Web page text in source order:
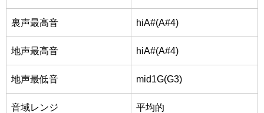
裏声最高音 hiA#(A#4)
地声最高音 hiA#(A#4)
地声最低音 mid1G(G3)
音域レンジ 平均的